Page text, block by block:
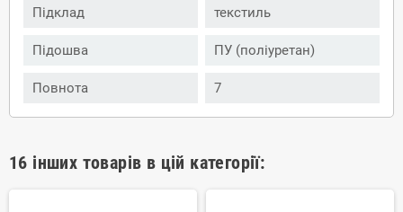
Підклад текстиль
Підошва ПУ (поліуретан)
Повнота 7
16 інших товарів в цій категорії: